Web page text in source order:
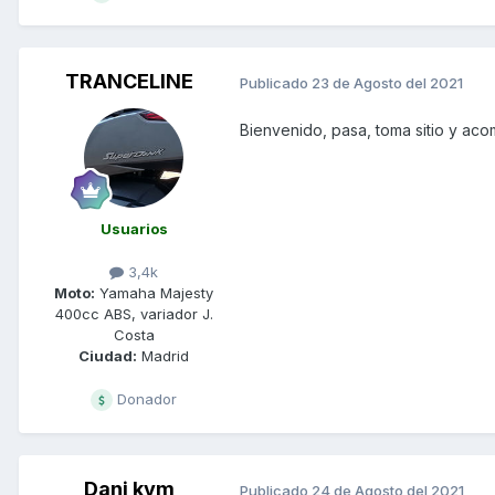
TRANCELINE
Usuarios
3,4k
Moto: Yamaha Majesty
400cc ABS, variador J.
Costa
Ciudad: Madrid
Donador
Publicado 23 de Agosto del 2021
Bienvenido, pasa, toma sitio y
Dani kym Publicado 24 de Agosto del 2021